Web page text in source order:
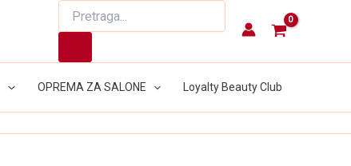
search
OPREMA ZA SALONE Loyalty Beauty Club